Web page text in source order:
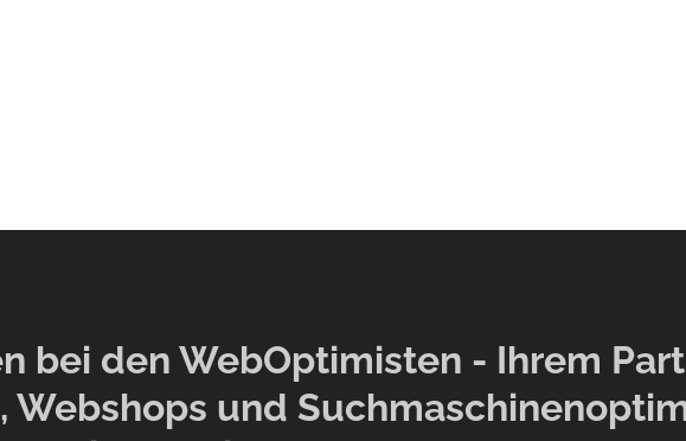
bei den WebOptimisten - Ihrem
Webshops und